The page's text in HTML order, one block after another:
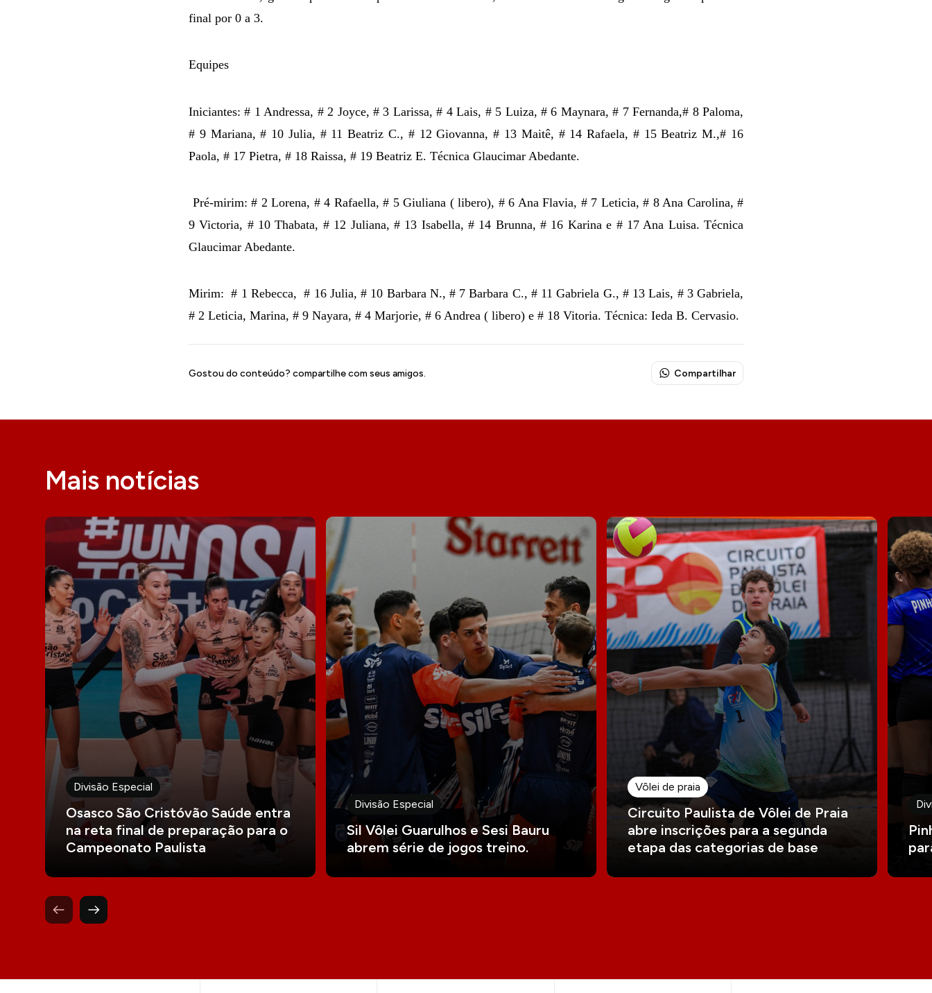
final por 0 a 3.
Equipes
Iniciantes: # 1 Andressa, # 2 Joyce, # 3 Larissa, # 4 Lais, # 5 Luiza, # 6 Maynara, # 7 Fernanda,# 8 Paloma,
# 9 Mariana, # 10 Julia, # 11 Beatriz C., # 12 Giovanna, # 13 Maitê, # 14 Rafaela, # 15 Beatriz M.,# 16
Paola, # 17 Pietra, # 18 Raissa, # 19 Beatriz E. Técnica Glaucimar Abedante.
Pré-mirim: # 2 Lorena, # 4 Rafaella, # 5 Giuliana ( libero), # 6 Ana Flavia, # 7 Leticia, # 8 Ana Carolina, #
9 Victoria, # 10 Thabata, # 12 Juliana, # 13 Isabella, # 14 Brunna, # 16 Karina e # 17 Ana Luisa. Técnica
Glaucimar Abedante.
Mirim: # 1 Rebecca, # 16 Julia, # 10 Barbara N., # 7 Barbara C., # 11 Gabriela G., # 13 Lais, # 3 Gabriela,
# 2 Leticia, Marina, # 9 Nayara, # 4 Marjorie, # 6 Andrea ( libero) e # 18 Vitoria. Técnica: Ieda B. Cervasio.
Gostou do conteúdo? compartilhe com seus amigos. Compartilhar
Mais notícias
Divisão Especial
Osasco São Cristóvão Saúde entra
na reta final de preparação para o
Campeonato Paulista
Divisão Especial
Sil Vôlei Guarulhos e Sesi Bauru
abrem série de jogos treino.
Vôlei de praia
Circuito Paulista de Vôlei de Praia
abre inscrições para a segunda
etapa das categorias de base